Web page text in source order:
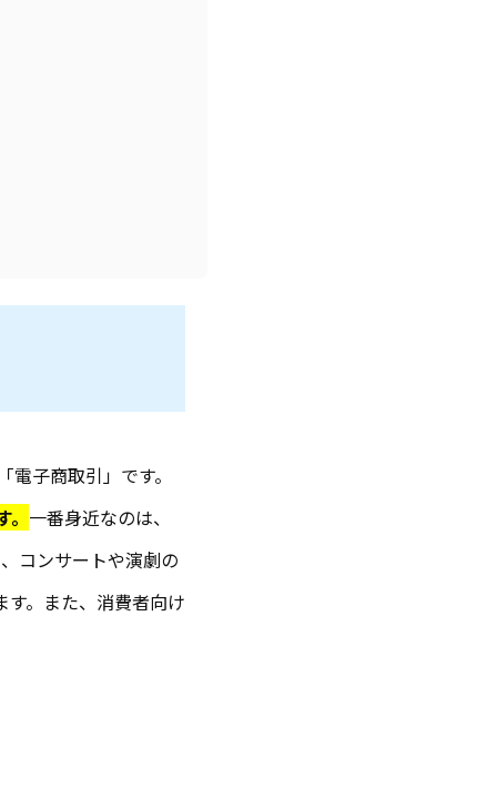
子商取引」です。
一番身近なのは、
コンサートや演劇の
。また、消費者向け